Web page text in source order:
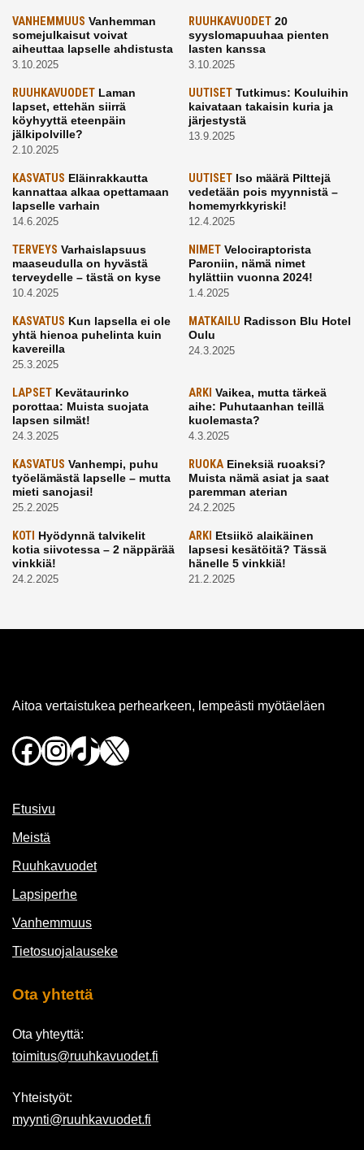
VANHEMMUUS Vanhemman
somejulkaisut voivat
aiheuttaa lapselle ahdistusta
3.10.2025
RUUHKAVUODET20
syyslomapuuhaa pienten
lasten kanssa
3.10.2025
RUUHKAVUODET Laman
lapset, ettehän siirrä
köyhyyttä eteenpäin
jälkipolville?
2.10.2025
UUTISETTutkimus: Kouluihin
kaivataan takaisin kuria ja
järjestystä
13.9.2025
KASVATUS Eläinrakkautta
kannattaa alkaa opettamaan
lapselle varhain
14.6.2025
UUTISETIso määrä Pilttejä
vedetään pois myynnistä –
homemyrkkyriski!
12.4.2025
TERVEYS Varhaislapsuus
maaseudulla on hyvästä
terveydelle – tästä on kyse
10.4.2025
NIMETVelociraptorista
Paroniin, nämä nimet
hylättiin vuonna 2024!
1.4.2025
KASVATUS Kun lapsella ei ole
yhtä hienoa puhelinta kuin
kavereilla
25.3.2025
MATKAILU Radisson Blu Hotel
Oulu
24.3.2025
LAPSET Kevätaurinko
porottaa: Muista suojata
lapsen silmät!
24.3.2025
ARKI Vaikea, mutta tärkeä
aihe: Puhutaanhan teillä
kuolemasta?
4.3.2025
KASVATUS Vanhempi, puhu
työelämästä lapselle – mutta
mieti sanojasi!
25.2.2025
RUOKAEineksiä ruoaksi?
Muista nämä asiat ja saat
paremman aterian
24.2.2025
KOTI Hyödynnä talvikelit
kotia siivotessa – 2 näppärää
vinkkiä!
24.2.2025
ARKI Etsiikö alaikäinen
lapsesi kesätöitä? Tässä
hänelle 5 vinkkiä!
21.2.2025
Aitoa vertaistukea perhearkeen, lempeästi myötäeläen
Facebook
Instagram
TikTok
X
Etusivu
Meistä
Ruuhkavuodet
Lapsiperhe
Vanhemmuus
Tietosuojalauseke
Ota yhtettä
Ota yhteyttä:
toimitus@ruuhkavuodet.fi
Yhteistyöt:
myynti@ruuhkavuodet.fi